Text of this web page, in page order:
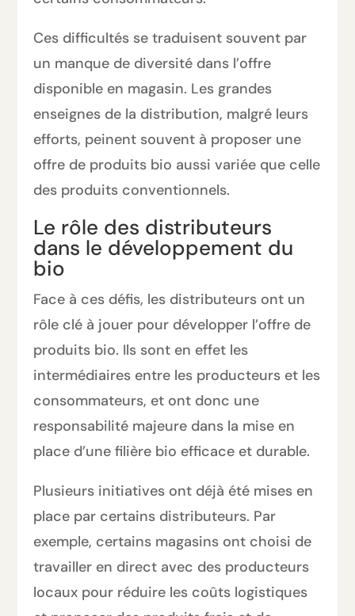
Ces difficultés se traduisent souvent par
un manque de diversité dans l’offre
disponible en magasin. Les grandes
enseignes de la distribution, malgré leurs
efforts, peinent souvent à proposer une
offre de produits bio aussi variée que celle
des produits conventionnels.
Le rôle des distributeurs
dans le développement du
bio
Face à ces défis, les distributeurs ont un
rôle clé à jouer pour développer l’offre de
produits bio. Ils sont en effet les
intermédiaires entre les producteurs et les
consommateurs, et ont donc une
responsabilité majeure dans la mise en
place d’une filière bio efficace et durable.
Plusieurs initiatives ont déjà été mises en
place par certains distributeurs. Par
exemple, certains magasins ont choisi de
travailler en direct avec des producteurs
locaux pour réduire les coûts logistiques